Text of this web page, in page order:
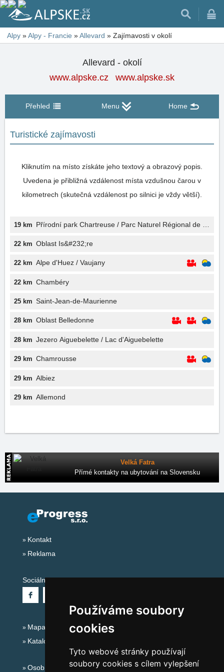
Používáme soubory
cookies
Tyto webové stránky používají
soubory cookies s cílem vylepšení
Alpy »Alpy - Francie »Allevard » Zajímavosti v okolí
Allevard - okolí
www.alpske.cz
www.alpske.sk
Přehled Menu Home
Turistické zajímavosti
Kliknutím na místo získáte jeho textový a obrazový popis.
Uvedena je přibližná vzdálenost místa vzdušnou čarou v
kilometrech (skutečná vzdálenost po silnici je vždy větší).
19 km Přírodní park Chartreuse / Parc Naturel Régional de
22 km Oblast Is&#232;re
22 km Alpe d'Huez / Vaujany
22 km Chambéry
25 km Saint-Jean-de-Maurienne
28 km Oblast Belledonne
28 km Jezero Aiguebelette / Lac d'Aiguebelette
29 km Chamrousse
29 km Albiez
29 km Allemond
Velká Fatra
Přímé kontakty na ubytování na Slovensku
Kontakt
Reklama
Sociální sítě:
Mapa serveru Alpy - Francie
Katalog ubytování
Osobní údaje